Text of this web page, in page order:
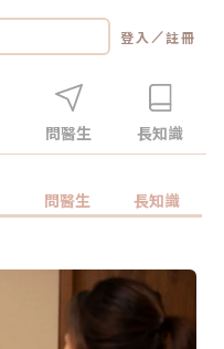
登入 ／註冊
問醫生 長知識
問醫生 長知識